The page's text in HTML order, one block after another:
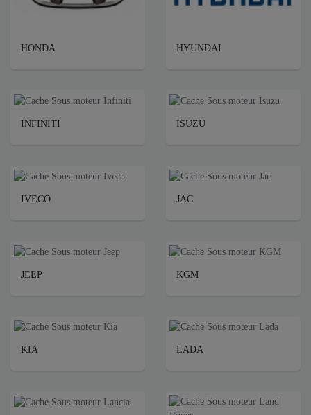
HONDA HYUNDAI
INFINITI ISUZU
IVECO JAC
JEEP KGM
KIA LADA